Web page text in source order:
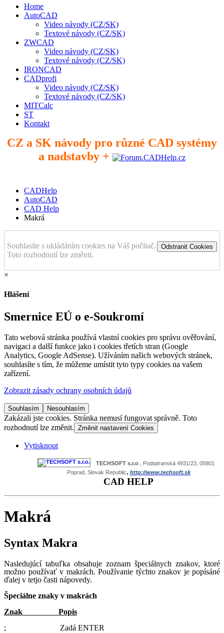
Home
AutoCAD
Video návody (CZ/SK)
Textové návody (CZ/SK)
ZWCAD
Video návody (CZ/SK)
Textové návody (CZ/SK)
IRONCAD
CADprofi
Video návody (CZ/SK)
Textové návody (CZ/SK)
MITCalc
ST
Kontakt
CZ a SK návody pro různé CAD systémy
a nadstavby +
CADHelp
AutoCAD
CAD Help
Makrá
Odstranit Cookies
Souhlasíte s ukládáním cookies na Váš počítač.
Toto rozhodnutí lze změnit.
×
Hlášení
Smernice EÚ o e-Soukromí
Tato webová stránka používá vlastní cookies pro správu ověřování,
navigaci a další funkce jako i cookies třetích stran (Google
Analytics, Google AdSense). Užíváním našich webových stránek,
souhlasíte s tím, že můžeme umístit tyto typy cookies na vašem
zařízení.
Zobrazit zásady ochrany osobních údajů
Souhlasím Nesouhlasím
Zakázali jste cookies. Stránka nemusí fungovat správně. Toto
rozhodnutí lze změnit. Změnit nastavení Cookies
Vytisknout
TECHSOFT s.r.o., Podtatranská 4931/23, 05801
Poprad, Slovak Republic, http://www.techsoft.sk
CAD HELP
Makrá
Syntax Makra
Nasledujúcí tabuľka obsahuje zoznam špeciálnych znakov, ktoré
možno používať v makrách. Používanie týchto znakov je popísáné
ďalej v tetjo časti nápovedy.
Špeciálne znaky v makrách
Znak Popis
; Zadá ENTER